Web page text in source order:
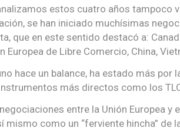
estos cuatro años tampoco
se han iniciado muchísimas
que en este sentido destacó a:
Europea de Libre Comercio, China,
hace un balance, ha estado más por
más directos como los
entre la Unión Europea y
mismo como un “ferviente hincha” de